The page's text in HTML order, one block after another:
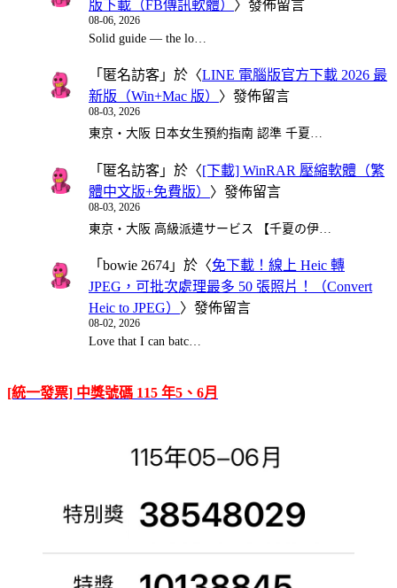
版下載（FB傳訊軟體） 〉發佈留言
08-06, 2026
Solid guide — the lo…
「 匿名訪客 」於〈LINE 電腦版官方下載 2026 最
新版（Win+Mac 版） 〉發佈留言
08-03, 2026
東京・大阪 日本女生預約指南 認準 千夏…
「 匿名訪客 」於〈[下載] WinRAR 壓縮軟體（繁
體中文版+免費版） 〉發佈留言
08-03, 2026
東京・大阪 高級派遣サービス 【千夏の伊…
「 bowie 2674 」於〈免下載！線上 Heic 轉
JPEG，可批次處理最多 50 張照片！（Convert
Heic to JPEG） 〉發佈留言
08-02, 2026
Love that I can batc…
[統一發票] 中獎號碼 115 年5、6月